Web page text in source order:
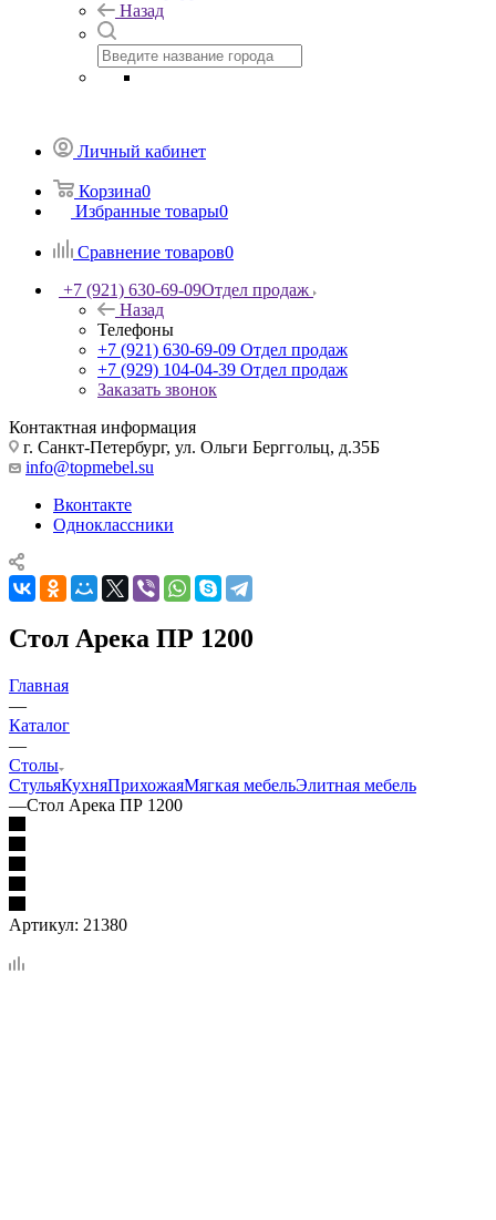
Назад
Личный кабинет
Корзина0
Избранные товары0
Сравнение товаров0
+7 (921) 630-69-09Отдел продаж
Назад
Телефоны
+7 (921) 630-69-09 Отдел продаж
+7 (929) 104-04-39 Отдел продаж
Заказать звонок
Контактная информация
г. Санкт-Петербург, ул. Ольги Берггольц, д.35Б
info@topmebel.su
Вконтакте
Одноклассники
Стол Арека ПР 1200
Главная
—
Каталог
—
Столы
СтульяКухняПрихожаяМягкая мебельЭлитная мебель
—Стол Арека ПР 1200
Артикул: 21380